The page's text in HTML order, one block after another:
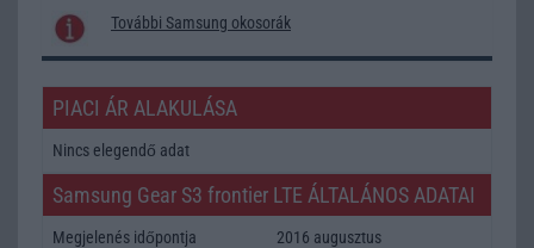
További Samsung okosorák
PIACI ÁR ALAKULÁSA
Nincs elegendő adat
Samsung Gear S3 frontier LTE ÁLTALÁNOS ADATAI
Megjelenés időpontja 2016 augusztus